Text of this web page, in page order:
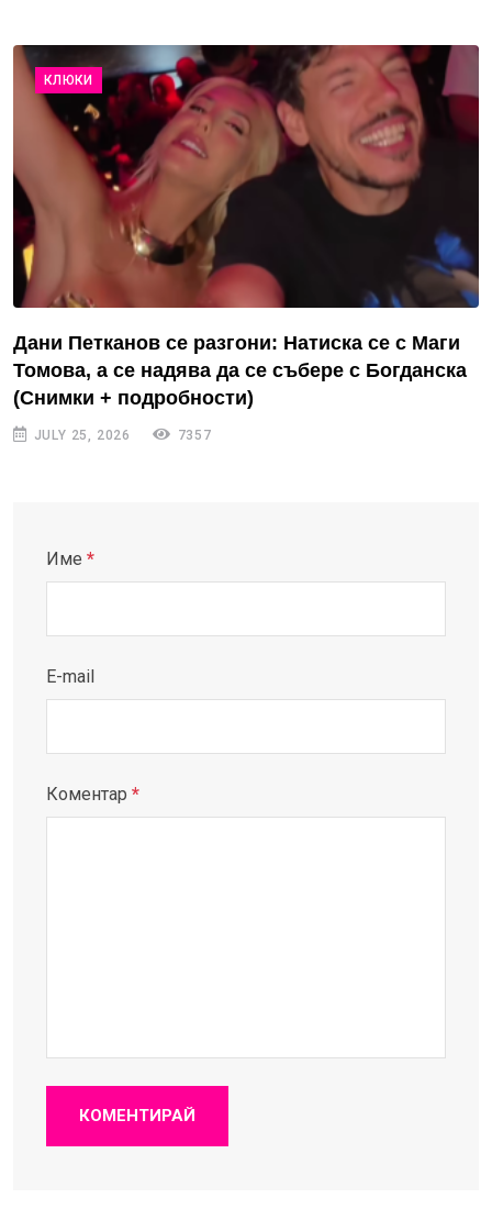
КЛЮКИ
Дани Петканов се разгони: Натиска се с Маги
Томова, а се надява да се събере с Богданска
(Снимки + подробности)
JULY 25, 2026 7357
Име *
E-mail
Коментар *
КОМЕНТИРАЙ